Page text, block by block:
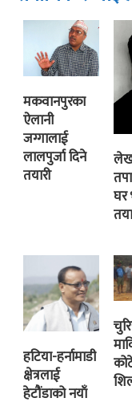
मकवानपुरका
ऐलानी
जग्गालाई
लालपुर्जा दिने
तयारी
घर
हटिया-हर्नामाडी
क्षेत्रलाई
हेटौंडाको नयाँ